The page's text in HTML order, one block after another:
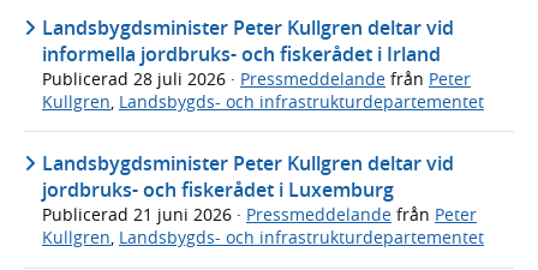
Landsbygdsminister Peter Kullgren deltar vid
informella jordbruks- och fiskerådet i Irland
Publicerad 28 juli 2026 · Pressmeddelande från Peter
Kullgren Landsbygds- och infrastrukturdepartementet
Landsbygdsminister Peter Kullgren deltar vid
jordbruks- och fiskerådet i Luxemburg
Publicerad 21 juni 2026 · Pressmeddelande från Peter
Kullgren, Landsbygds- och infrastrukturdepartementet